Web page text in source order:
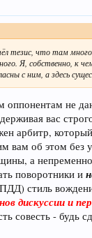
тезис, что там
Я, собственно, к
с ним, а здесь
не
вас
арбитр,
об этом без
а
поворотники и
стиль
дискуссии и
совесть -